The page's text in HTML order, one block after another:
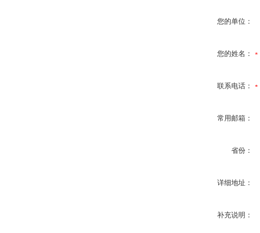
您的单位：
您的姓名：
联系电话：
常用邮箱：
省份：
详细地址：
补充说明：